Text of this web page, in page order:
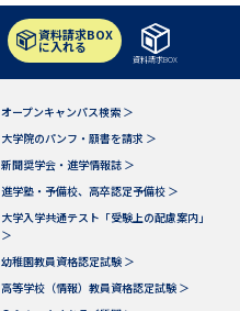
大学進学IDについて
受付内容・発送状況の確認
訂正のご案内
資料請求BOX
に入れる
資料請求BOX
オープンキャンパス検索 ＞
大学院のパンフ・願書を請求 ＞
新聞奨学会・進学情報誌 ＞
進学塾・予備校、高卒認定予備校 ＞
大学入学共通テスト「受験上の配慮案内」
＞
幼稚園教員資格認定試験 ＞
高等学校（情報）教員資格認定試験 ＞